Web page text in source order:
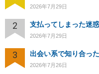
2026年7月29日
2 支払ってしまった迷
2026年7月29日
3
2026年7月26日